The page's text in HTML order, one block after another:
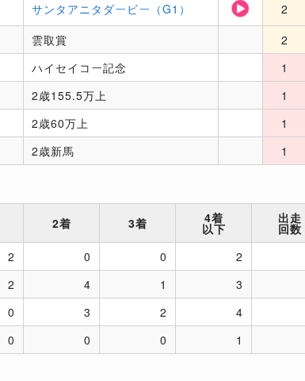
サンタアニタダービー（G1） 2
雲取賞 2
ハイセイコー記念 1
2歳155.5万上 1
2歳60万上 1
2歳新馬 1
2着 3着 4着
以下
出走
回数
2 0 0 2
2 4 1 3
0 3 2 4
0 0 0 1